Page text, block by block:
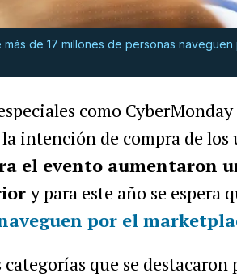
de 17 millones de personas
como
intención de compra de los
el evento aumentaron
y para este año se espera
por el
categorías que se